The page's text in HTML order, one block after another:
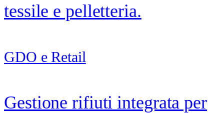
tessile e pelletteria.
GDO e Retail
Gestione rifiuti integrata per